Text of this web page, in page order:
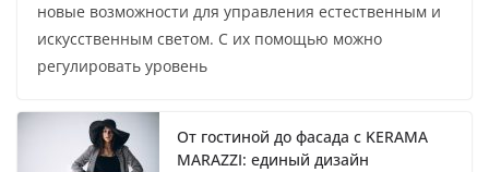
новые возможности для управления естественным и
искусственным светом. С их помощью можно
регулировать уровень
От гостиной до фасада с KERAMA
MARAZZI: единый дизайн